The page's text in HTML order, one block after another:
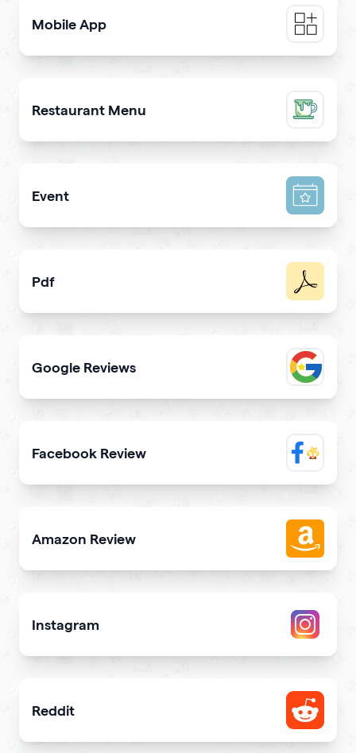
Mobile App
Promote a mobile app & get more downloads
Restaurant Menu
Present your dishes and drinks on your qrcode to
Event
Pdf
Google Reviews
Facebook Review
Display reviews from your Facebook page on your site
Amazon Review
Instagram
Attract more Instagram followers
Reddit